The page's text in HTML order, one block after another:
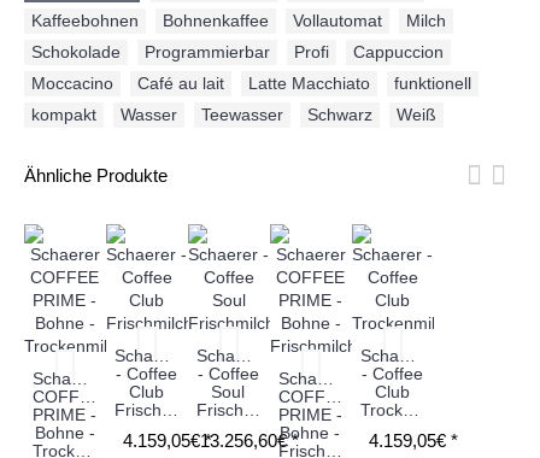
Kaffeebohnen
Bohnenkaffee Vollautomat Milch
Schokolade
Programmierbar Profi Cappuccion
Moccacino
Café au lait Latte Macchiato funktionell
kompakt
Wasser Teewasser Schwarz Weiß
Ähnliche Produkte
Schaerer
COFFEE
PRIME -
Bohne -
Schaerer
- Coffee
Club
4.159,05€ *
Schaerer
- Coffee
Soul
13.256,60€ *
Schaerer
COFFEE
PRIME -
Bohne -
Schaerer
- Coffee
Club
Trockenmilch
4.159,05€ *